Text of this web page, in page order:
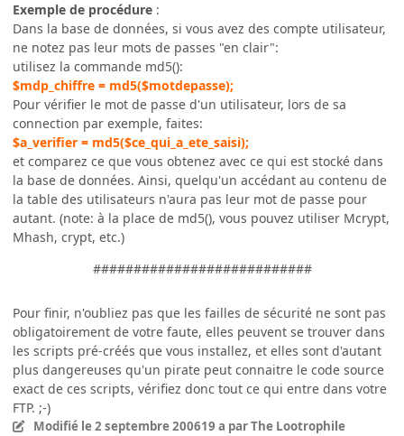
Exemple de procédure :
Dans la base de données, si vous avez des compte utilisateur,
ne notez pas leur mots de passes "en clair":
utilisez la commande md5():
$mdp_chiffre = md5($motdepasse);
Pour vérifier le mot de passe d'un utilisateur, lors de sa
connection par exemple, faites:
$a_verifier = md5($ce_qui_a_ete_saisi);
et comparez ce que vous obtenez avec ce qui est stocké dans
la base de données. Ainsi, quelqu'un accédant au contenu de
la table des utilisateurs n'aura pas leur mot de passe pour
autant. (note: à la place de md5(), vous pouvez utiliser Mcrypt,
Mhash, crypt, etc.)
###########################
Pour finir, n'oubliez pas que les failles de sécurité ne sont pas
obligatoirement de votre faute, elles peuvent se trouver dans
les scripts pré-créés que vous installez, et elles sont d'autant
plus dangereuses qu'un pirate peut connaitre le code source
exact de ces scripts, vérifiez donc tout ce qui entre dans votre
FTP. ;-)
Modifié le 2 septembre 200619 a par The Lootrophile